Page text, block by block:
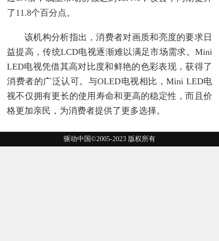
了11.8个百分点。
该机构分析指出，消费者对画质和亮度的要求日
益提高，传统LCD电视逐渐难以满足市场需求。Mini
LED电视凭借其高对比度和鲜艳的色彩表现，获得了
消费者的广泛认可。与OLED电视相比，Mini LED电
视不仅拥有更长的使用寿命和更高的稳定性，而且价
格更加亲民，为消费者提供了更多选择。
驱动中国©2005-2023 版权所有